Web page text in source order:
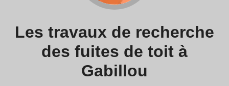
Les travaux de recherche
des fuites de toit à
Gabillou